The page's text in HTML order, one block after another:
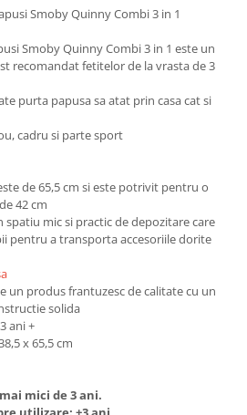
Smoby Quinny Combi 3 in 1
Smoby Quinny Combi 3 in 1 este un
recomandat fetitelor de la vrasta de 3
purta papusa sa atat prin casa cat si
cadru si parte sport
de 65,5 cm si este potrivit pentru o
42 cm
spatiu mic si practic de depozitare care
pentru a transporta accesoriile dorite
un produs frantuzesc de calitate cu un
solida
ani +
x 65,5 cm
mici de 3 ani.